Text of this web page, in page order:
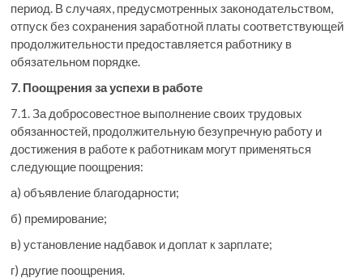
период. В случаях, предусмотренных законодательством,
отпуск без сохранения заработной платы соответствующей
продолжительности предоставляется работнику в
обязательном порядке.
7. Поощрения за успехи в работе
7.1. За добросовестное выполнение своих трудовых
обязанностей, продолжительную безупречную работу и
достижения в работе к работникам могут применяться
следующие поощрения:
а) объявление благодарности;
б) премирование;
в) установление надбавок и доплат к зарплате;
г) другие поощрения.